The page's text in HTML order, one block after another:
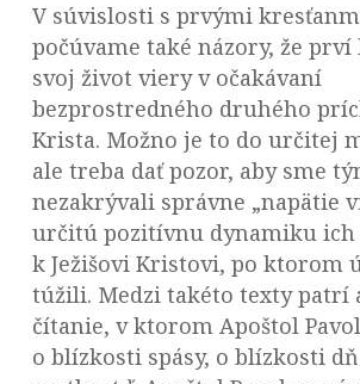
V súvislosti s prvými
počúvame také názory, že
svoj život viery v očakávaní
bezprostredného druhého
Krista. Možno je to do určitej
ale treba dať pozor, aby sme
nezakrývali správne „napätie
určitú pozitívnu dynamiku ich
k Ježišovi Kristovi, po ktorom
túžili. Medzi takéto texty patrí
čítanie, v ktorom Apoštol
o blízkosti spásy, o blízkosti